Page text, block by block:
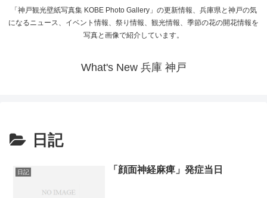
「神戸観光壁紙写真集 KOBE Photo Gallery」の更新情報、兵庫県と神戸の気
になるニュース、イベント情報、祭り情報、観光情報、季節の花の開花情報を
写真と画像で紹介しています。
What's New 兵庫 神戸
日記
日記 「顔面神経麻痺」発症当日